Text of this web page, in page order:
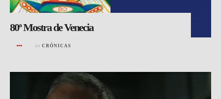
80ª Mostra de Venecia
en CRÓNICAS